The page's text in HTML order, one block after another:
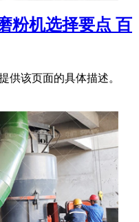
粉机选择要点 百
供该页面的具体描述。